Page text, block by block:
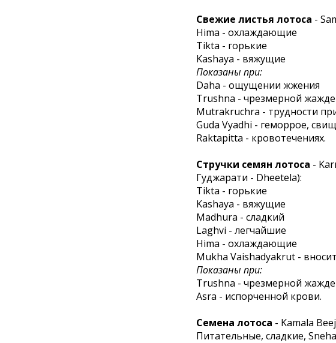
Свежие листья лотоса -
Hima - охлаждающие
Tikta - горькие
Kashaya - вяжущие
Показаны при:
Daha - ощущении жжения
Trushna - чрезмерной жажде
Mutrakruchra - трудности
Guda Vyadhi - геморрое,
Raktapitta - кровотечениях.
Стручки семян лотоса -
Гуджарати - Dheetela):
Tikta - горькие
Kashaya - вяжущие
Madhura - сладкий
Laghvi - легчайшие
Hima - охлаждающие
Mukha Vaishadyakrut -
Показаны при:
Trushna - чрезмерной жажде
Asra - испорченной крови.
Семена лотоса - Kamala
Питательные, сладкие,